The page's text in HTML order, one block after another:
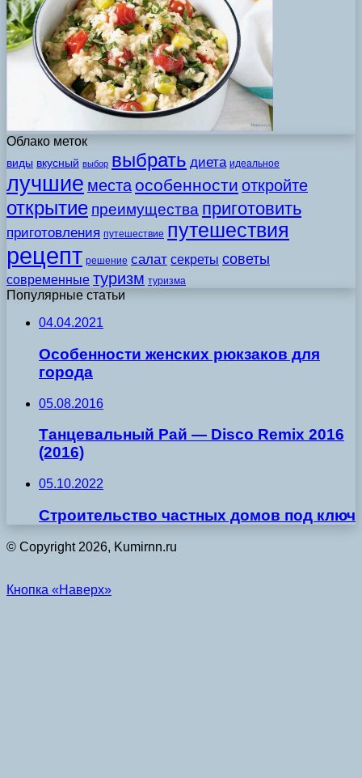
Облако меток
виды вкусный выбор выбрать диета идеальное
лучшие места особенности откройте
открытие преимущества приготовить
приготовления путешествие путешествия
рецепт решение салат секреты советы
современные туризм туризма
Популярные статьи
04.04.2021
Особенности женских рюкзаков для
города
05.08.2016
Танцевальный Рай — Disco Remix 2016
(2016)
05.10.2022
Строительство частных домов под ключ
© Copyright 2026, Kumirnn.ru
Кнопка «Наверх»